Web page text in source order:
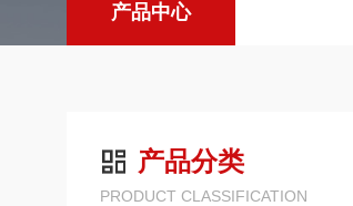
产品中心
产品分类
PRODUCT CLASSIFICATION